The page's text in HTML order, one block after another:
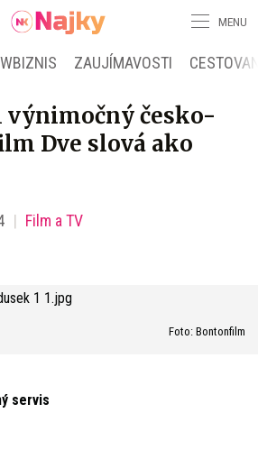
MENU
ZAUJÍMAVOSTI
česko-
Dve slová ako
Film a TV
Foto: Bontonfilm
servis